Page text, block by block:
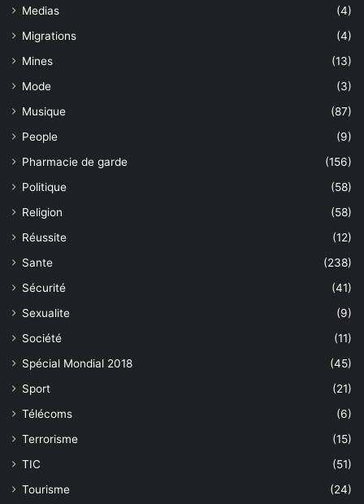
Medias
(4)
Migrations
(4)
Mines
(13)
Mode
(3)
Musique
(87)
People
(9)
Pharmacie de garde
(156)
Politique
(58)
Religion
(58)
Réussite
(12)
Sante
(238)
Sécurité
(41)
Sexualite
(9)
Société
(11)
Spécial Mondial 2018
(45)
Sport
(21)
Télécoms
(6)
Terrorisme
(15)
TIC
(51)
Tourisme
(24)